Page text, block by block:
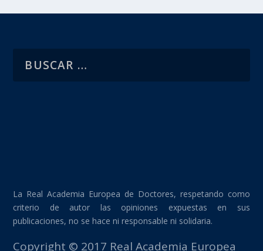
La Real Academia Europea de Doctores, respetando como
criterio de autor las opiniones expuestas en sus
publicaciones, no se hace ni responsable ni solidaria.
Copyright © 2017 Real Academia Europea